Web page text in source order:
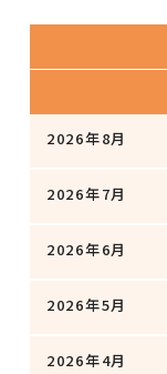
2026年8月
2026年7月
2026年6月
2026年5月
2026年4月